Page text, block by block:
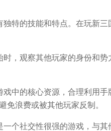
特的技能和特点。在玩新
，观察其他玩家的身份和
中的核心资源，合理利用
免浪费或被其他玩家反制。
个社交性很强的游戏，与